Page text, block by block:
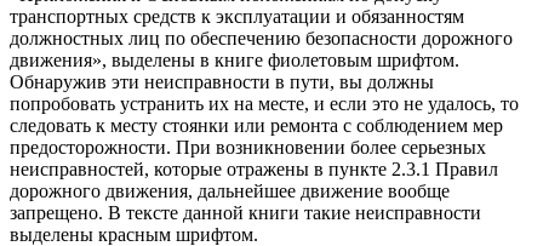
транспортных средств к эксплуатации и обязанностям
должностных лиц по обеспечению безопасности дорожного
движения», выделены в книге фиолетовым шрифтом.
Обнаружив эти неисправности в пути, вы должны
попробовать устранить их на месте, и если это не удалось, то
следовать к месту стоянки или ремонта с соблюдением мер
предосторожности. При возникновении более серьезных
неисправностей, которые отражены в пункте 2.3.1 Правил
дорожного движения, дальнейшее движение вообще
запрещено. В тексте данной книги такие неисправности
выделены красным шрифтом.